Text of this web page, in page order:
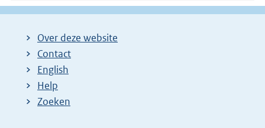
Over deze website
Contact
English
Help
Zoeken